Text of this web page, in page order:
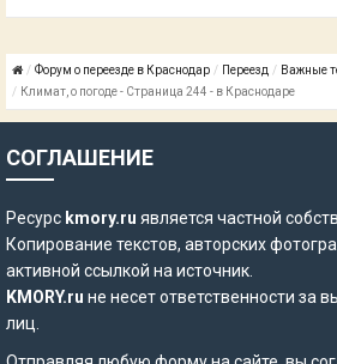
Форум о переезде в Краснодар Переезд
Важные
Климат, о погоде - Страница 244 - в Краснодаре
СОГЛАШЕНИЕ
Ресурс kmory.ru является частной
Копирование текстов, авторских
активной ссылкой на источник.
KMORY.ru не несет ответственности за
лиц.